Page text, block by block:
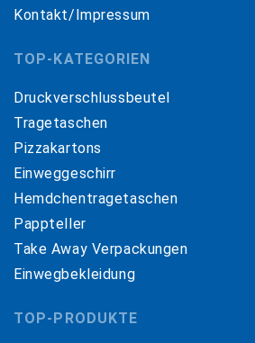
Kontakt/Impressum
TOP-KATEGORIEN
Druckverschlussbeutel
Tragetaschen
Pizzakartons
Einweggeschirr
Hemdchentragetaschen
Pappteller
Take Away Verpackungen
Einwegbekleidung
TOP-PRODUKTE